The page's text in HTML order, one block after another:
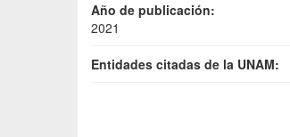
Año de publicación:
2021
Entidades citadas de la UNAM: